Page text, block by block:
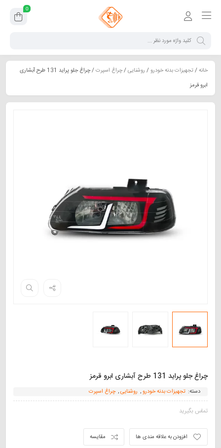
0
خانه/تجهیزات بدنه خودرو/ روشنایی/چراغ اسپرت
/ چراغ جلو پراید 131 طرح آبشاری
ابرو قرمز
چراغ جلو پراید 131 طرح آبشاری ابرو قرمز
دسته: تجهیزات بدنه خودرو, روشنایی, چراغ اسپرت
تماس بگیرید
مقایسه
افزودن به علاقه مندی ها